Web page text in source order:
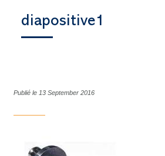
diapositive1
Publié le 13 September 2016